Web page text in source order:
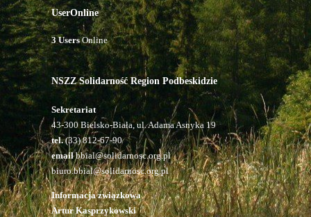
UserOnline
3 UsersOnline
NSZZ Solidarność Region Podbeskidzie
Sekretariat
43-300 Bielsko-Biała, ul. Adama Asnyka 19
tel.(33) 812-67-90
emailbbial@solidarnosc.org.pl
biuro.bbial@solidarnosc.org.pl
Informacja związkowa
Artur Kasprzykowski